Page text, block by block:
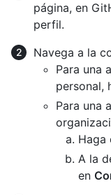
página, en
perfil.
Navega a la
Para una
personal,
Para una
Haga
A la
en